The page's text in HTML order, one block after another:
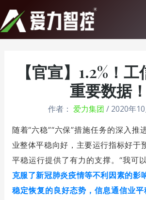
至
内
【官宣】1.2%！
重要数据！
作者： 爱力集团 / 2020年
随着“六稳”“六保”措施任务的深入推
业整体平稳向好，主要运行指标好于
平稳运行提供了有力的支撑。“我可
克服了新冠肺炎疫情等不利因素的影
稳定恢复的良好态势，信息通信业平